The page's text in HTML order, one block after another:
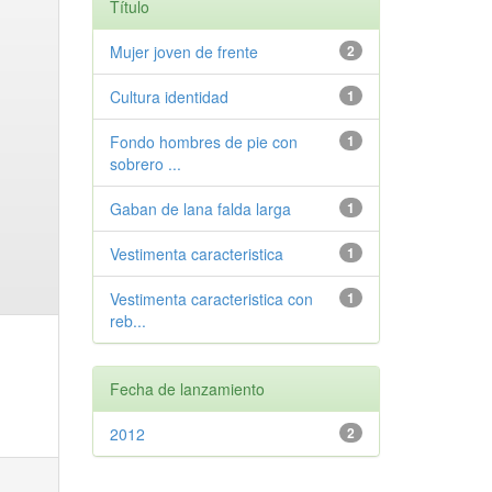
Título
2
Mujer joven de frente
1
Cultura identidad
1
Fondo hombres de pie con
sobrero ...
1
Gaban de lana falda larga
1
Vestimenta caracteristica
1
Vestimenta caracteristica con
reb...
Fecha de lanzamiento
2
2012